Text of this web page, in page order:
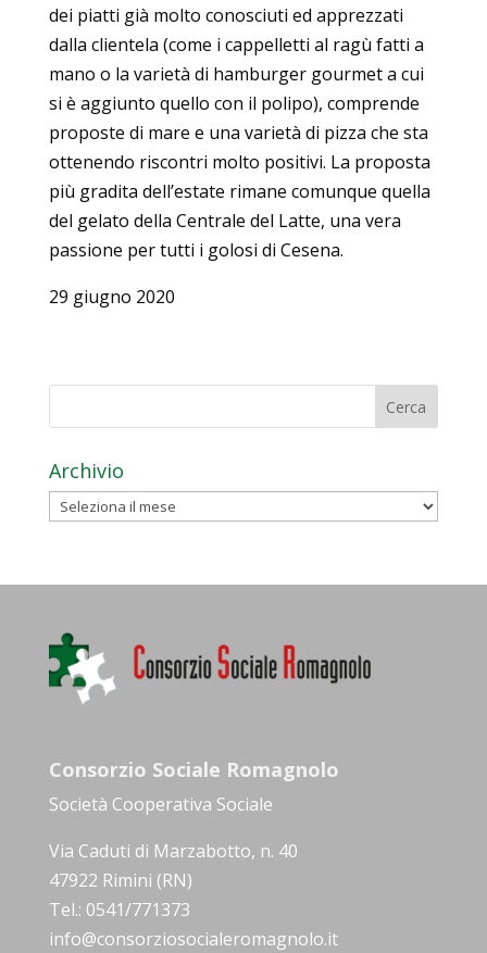
dei piatti già molto conosciuti ed apprezzati
dalla clientela (come i cappelletti al ragù fatti a
mano o la varietà di hamburger gourmet a cui
si è aggiunto quello con il polipo), comprende
proposte di mare e una varietà di pizza che sta
ottenendo riscontri molto positivi. La proposta
più gradita dell’estate rimane comunque quella
del gelato della Centrale del Latte, una vera
passione per tutti i golosi di Cesena.
29 giugno 2020
Archivio
Archivio
Consorzio Sociale Romagnolo
Società Cooperativa Sociale
Via Caduti di Marzabotto, n. 40
47922 Rimini (RN)
Tel.: 0541/771373
info@consorziosocialeromagnolo.it